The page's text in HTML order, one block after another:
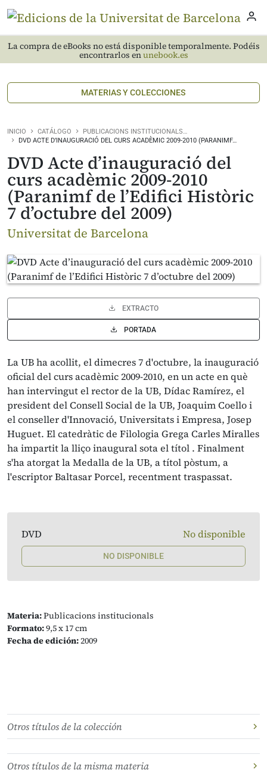
La compra de eBooks no está disponible temporalmente. Podéis
encontrarlos enunebook.es
MATERIAS Y COLECCIONES
INICIO CATÁLOGO
PUBLICACIONS INSTITUCIONALS…
DVD ACTE D’INAUGURACIÓ DEL CURS ACADÈMIC 2009-2010 (PARANIMF…
DVD Acte d’inauguració del
curs acadèmic 2009-2010
(Paranimf de l’Edifici Històric
7 d’octubre del 2009)
Universitat de Barcelona
EXTRACTO
PORTADA
La UB ha acollit, el dimecres 7 d'octubre, la inauguració
oficial del curs acadèmic 2009-2010, en un acte en què
han intervingut el rector de la UB, Dídac Ramírez, el
president del Consell Social de la UB, Joaquim Coello i
el conseller d'Innovació, Universitats i Empresa, Josep
Huguet. El catedràtic de Filologia Grega Carles Miralles
ha impartit la lliço inaugural sota el títol . Finalment
s'ha atorgat la Medalla de la UB, a títol pòstum, a
l'escriptor Baltasar Porcel, recentment traspassat.
Materia:Publicacions institucionals
Formato:9,5 x 17 cm
Fecha de edición:2009
DVD No disponible
NO DISPONIBLE
Otros títulos de la colección
Otros títulos de la misma materia